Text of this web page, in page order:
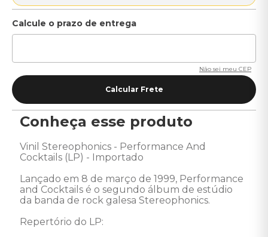
Não sei meu CEP
Conheça esse produto
Vinil Stereophonics - Performance And
Cocktails (LP) - Importado
Lançado em 8 de março de 1999, Performance
and Cocktails é o segundo álbum de estúdio
da banda de rock galesa Stereophonics.
Repertório do LP: